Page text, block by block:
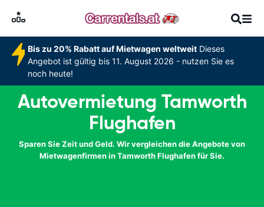
Bis zu 20% Rabatt auf Mietwagen weltweitDieses
Angebot ist gültig bis 11. August 2026 - nutzen Sie es
noch heute!
Autovermietung Tamworth
Flughafen
Sparen Sie Zeit und Geld. Wir vergleichen die Angebote von
Mietwagenfirmen in Tamworth Flughafen für Sie.